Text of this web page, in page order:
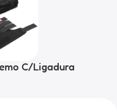
C/Ligadura